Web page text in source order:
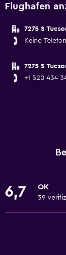
Flughafen
7275 S
Keine
7275 S
+1 520 434
6,7 OK
39